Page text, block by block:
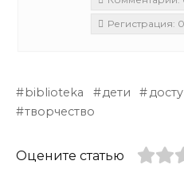
Регистрация:
biblioteka дети
творчество
Оцените статью